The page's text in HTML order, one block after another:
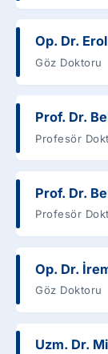
Op. Dr.
Göz Doktoru
Prof. Dr.
Profesör
Prof. Dr.
Profesör
Op. Dr.
Göz Doktoru
Uzm. Dr.